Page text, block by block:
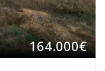
164.000€